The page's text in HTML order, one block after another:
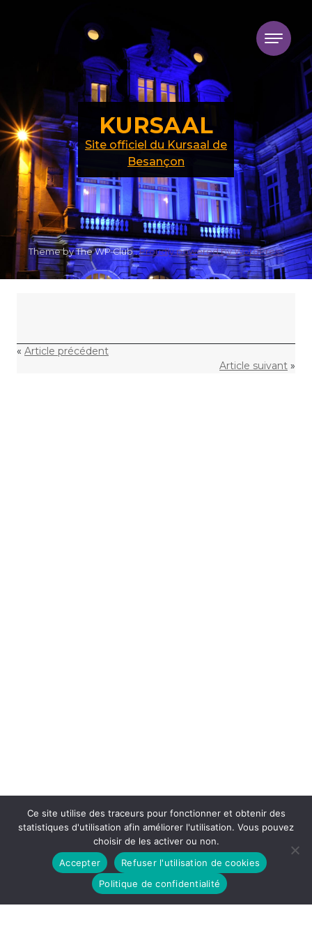
« Article précédent
Article suivant »
KURSAAL
Site officiel du Kursaal de
Besançon
Theme by The WP Club .Proudly powered by WordPress
Ce site utilise des traceurs pour fonctionner et obtenir des
statistiques d'utilisation afin améliorer l'utilisation. Vous pouvez
choisir de les activer ou non.
Accepter
Refuser l'utilisation de cookies
Politique de confidentialité